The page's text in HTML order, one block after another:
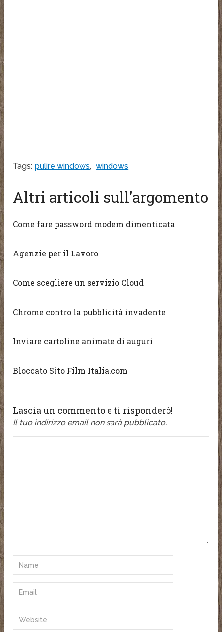
Tags: pulire windows, windows
Altri articoli sull'argomento
Come fare password modem dimenticata
Agenzie per il Lavoro
Come scegliere un servizio Cloud
Chrome contro la pubblicità invadente
Inviare cartoline animate di auguri
Bloccato Sito Film Italia.com
Lascia un commento e ti risponderò!
Il tuo indirizzo email non sarà pubblicato.